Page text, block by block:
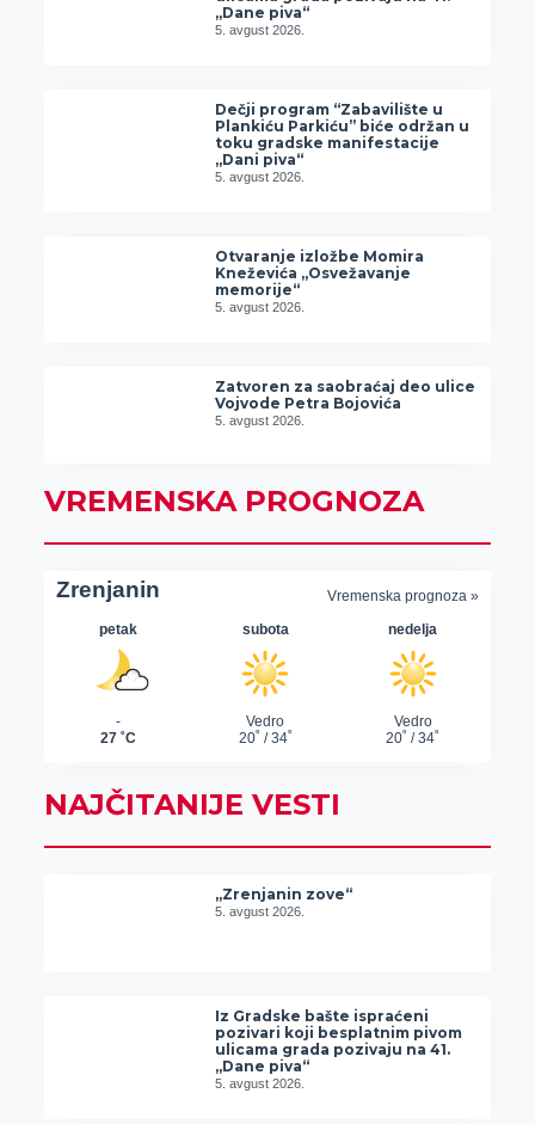
„Dane piva“
5. avgust 2026.
Dečji program “Zabavilište u
Plankiću Parkiću” biće održan u
toku gradske manifestacije
„Dani piva“
5. avgust 2026.
Otvaranje izložbe Momira
Kneževića „Osvežavanje
memorije“
5. avgust 2026.
Zatvoren za saobraćaj deo ulice
Vojvode Petra Bojovića
5. avgust 2026.
VREMENSKA PROGNOZA
NAJČITANIJE VESTI
„Zrenjanin zove“
5. avgust 2026.
Iz Gradske bašte ispraćeni
pozivari koji besplatnim pivom
ulicama grada pozivaju na 41.
„Dane piva“
5. avgust 2026.